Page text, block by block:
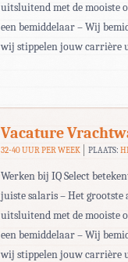
uitsluitend met de mooiste
een bemiddelaar – Wij
wij stippelen jouw carrière
Vacature
32-40 UUR PER WEEK PLAATS:
Werken bij IQ Select
juiste salaris – Het
uitsluitend met de mooiste
een bemiddelaar – Wij
wij stippelen jouw carrière